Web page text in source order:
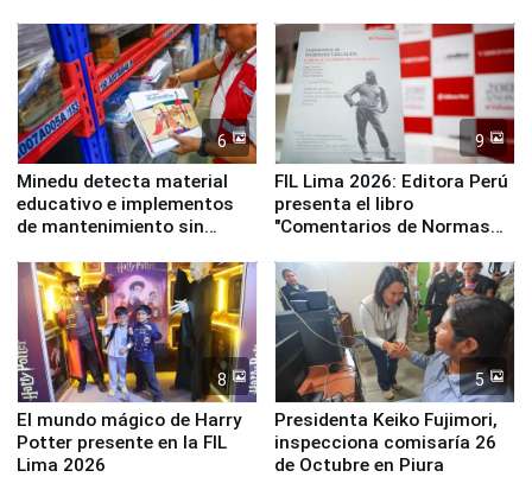
Panamericanos Lima 2027
6
Minedu detecta material
educativo e implementos
de mantenimiento sin
la UGEL 2
9
FIL Lima 2026: Editora Perú
presenta el libro
"Comentarios de Normas
Derecho Colectivo"
8
El mundo mágico de Harry
Potter presente en la FIL
Lima 2026
5
Presidenta Keiko Fujimori,
inspecciona comisaría 26
de Octubre en Piura